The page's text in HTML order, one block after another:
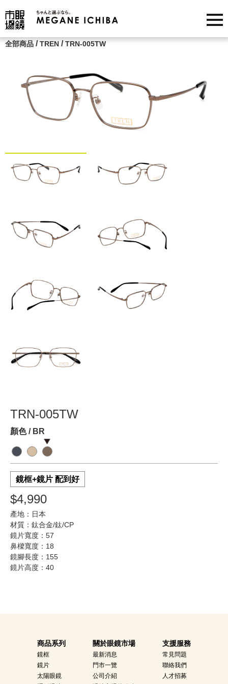
全部商品 /TREN /TRN-005TW
TRN-005TW
顏色 / BR
鏡框+鏡片 配到好
$4,990
產地：日本
材質：鈦合金/鈦/CP
鏡片寬度：57
鼻樑寬度：18
鏡腳長度：155
鏡片高度：40
商品系列
鏡框
鏡片
太陽眼鏡
關於眼鏡市場
最新消息
門市一覽
公司介紹
支援服務
常見問題
聯絡我們
人才招募